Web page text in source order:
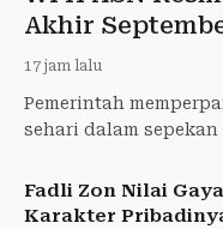
Akhir
17 jam lalu
Pemerintah
sehari dalam
Fadli Zon Nilai
Karakter